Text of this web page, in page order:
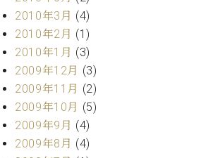
2010年3月 (4)
2010年2月 (1)
2010年1月 (3)
2009年12月 (3)
2009年11月 (2)
2009年10月 (5)
2009年9月 (4)
2009年8月 (4)